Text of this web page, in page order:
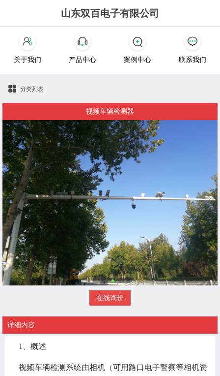
山东双百电子有限公司
关于我们 产品中心 案例中心 联系我们
分类列表
视频车辆检测器
在线询价
详细内容
1、概述
视频车辆检测系统由相机（可用路口电子警察等相机资